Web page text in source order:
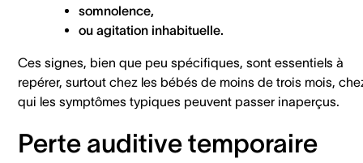
somnolence,
ou agitation inhabituelle.
Ces signes, bien que peu spécifiques, sont essentiels à
repérer, surtout chez les bébés de moins de trois mois,
qui les symptômes typiques peuvent passer inaperçus.
Perte auditive temporaire